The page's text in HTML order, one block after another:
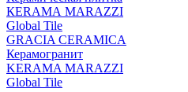
КЕRАМА MARAZZI
Global Tile
GRACIA CERAMICA
Керамогранит
KERAMA MARAZZI
Global Tile